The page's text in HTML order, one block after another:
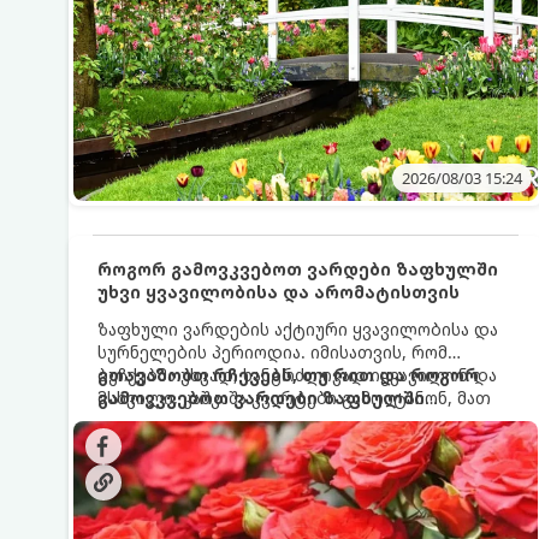
2026/08/03 15:24
როგორ გამოვკვებოთ ვარდები ზაფხულში
უხვი ყვავილობისა და არომატისთვის
ზაფხული ვარდების აქტიური ყვავილობისა და
სურნელების პერიოდია. იმისათვის, რომ
ბუჩქებმა უხვად, ხანგრძლივად იყვავილონ და
მსხვილი, კაშკაშა კვირტები გამოიტანონ, მათ
რეგულარული და სწორი გამოკვება
სჭირდებათ. ზაფხულის პერიოდში მცენარის
მოთხოვნილებები იცვლება, ამიტომ
მნიშვნელოვანია ვიცოდეთ, რომელი სასუქები
გამოიყენება ამ დროს.
გთავაზობთ რჩევებს, თუ რით და როგორ
გამოვკვებოთ ვარდები ზაფხულში
საუკეთესო შედეგის მისაღწევად: